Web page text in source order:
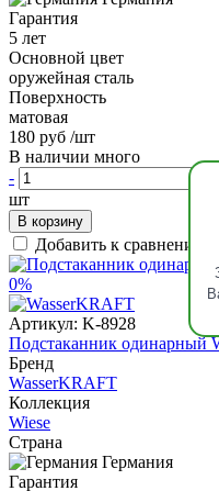
Гарантия
5 лет
Основной цвет
оружейная сталь
Поверхность
матовая
180 руб /шт
В наличии много
-
шт
В корзину
Добавить к сравнению
0%
Артикул: K-8928
Подстаканник одинарный
Бренд
WasserKRAFT
Коллекция
Wiese
Страна
Германия
Гарантия